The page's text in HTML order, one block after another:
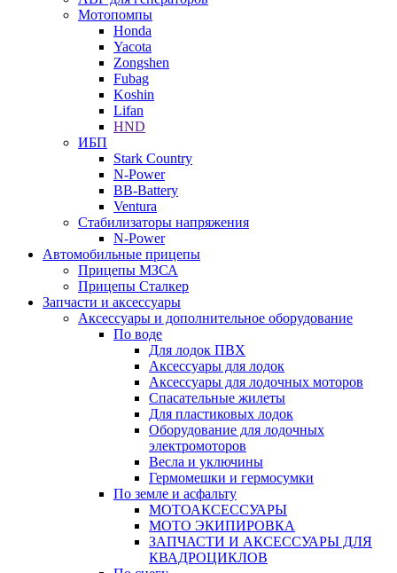
Мотопомпы
Honda
Yacota
Zongshen
Fubag
Koshin
Lifan
HND
ИБП
Stark Country
N-Power
BB-Battery
Ventura
Стабилизаторы напряжения
N-Power
Автомобильные прицепы
Прицепы МЗСА
Прицепы Сталкер
Запчасти и аксессуары
Аксессуары и дополнительное оборудование
По воде
Для лодок ПВХ
Аксессуары для лодок
Аксессуары для лодочных моторов
Спасательные жилеты
Для пластиковых лодок
Оборудование для лодочных
электромоторов
Весла и уключины
Гермомешки и гермосумки
По земле и асфальту
МОТОАКСЕССУАРЫ
МОТО ЭКИПИРОВКА
ЗАПЧАСТИ И АКСЕССУАРЫ ДЛЯ
КВАДРОЦИКЛОВ